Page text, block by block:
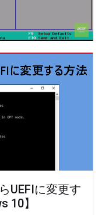
UEFIに変更す
10】